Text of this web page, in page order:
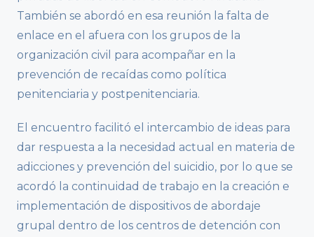
También se abordó en esa reunión la falta de
enlace en el afuera con los grupos de la
organización civil para acompañar en la
prevención de recaídas como política
penitenciaria y postpenitenciaria.
El encuentro facilitó el intercambio de ideas para
dar respuesta a la necesidad actual en materia de
adicciones y prevención del suicidio, por lo que se
acordó la continuidad de trabajo en la creación e
implementación de dispositivos de abordaje
grupal dentro de los centros de detención con